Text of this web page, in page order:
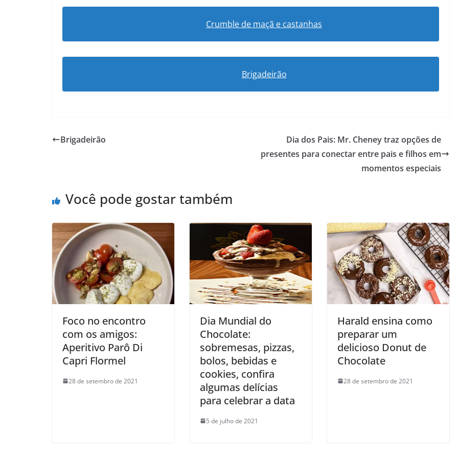
Crumble de maçã e castanhas
Brigadeirão
Brigadeirão
Dia dos Pais: Mr. Cheney traz opções de
presentes para conectar entre pais e filhos em
momentos especiais
Você pode gostar também
Foco no encontro
com os amigos:
Aperitivo Parô Di
Capri Flormel
28 de setembro de 2021
Dia Mundial do
Chocolate:
sobremesas, pizzas,
bolos, bebidas e
cookies, confira
algumas delícias
para celebrar a data
5 de julho de 2021
Harald ensina como
preparar um
delicioso Donut de
Chocolate
28 de setembro de 2021